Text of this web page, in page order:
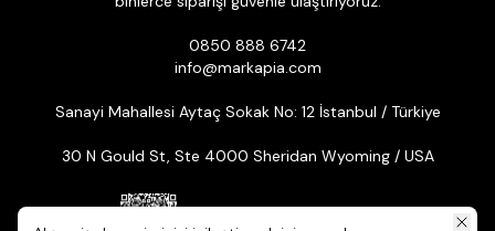
0850 888 6742
info@markapia.com
Sanayi Mahallesi Aytaç Sokak No: 12 İstanbul / Türkiye
30 N Gould St, Ste 4000 Sheridan Wyoming / USA